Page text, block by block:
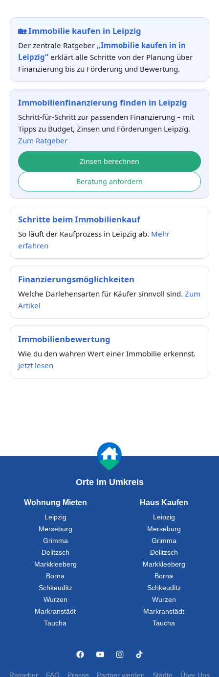
🏡Immobilie kaufen in Leipzig
Der zentrale Ratgeber „Immobilie kaufen in in
Leipzig“ erklärt alle Schritte von der Planung über
Finanzierung bis zu Förderung und Bewertung.
Immobilienfinanzierung finden in Leipzig
Schritt-für-Schritt zur passenden Finanzierung – mit
Tipps zu Budget, Zinsen und Förderungen Leipzig.
Zum Ratgeber
Zinsen berechnen
Beratung anfordern
Schritte beim Immobilienkauf
So läuft der Kaufprozess in Leipzig ab. Mehr
erfahren
Finanzierungsmöglichkeiten
Welche Darlehensarten für Käufer sinnvoll sind. Zum
Artikel
Immobilienbewertung
Wie du den wahren Wert einer Immobilie erkennst.
Jetzt lesen
Orte im Umkreis
Wohnung Mieten
Leipzig
Merseburg
Grimma
Delitzsch
Markkleeberg
Borna
Schkeuditz
Wurzen
Markranstädt
Taucha
Haus Kaufen
Leipzig
Merseburg
Grimma
Delitzsch
Markkleeberg
Borna
Schkeuditz
Wurzen
Markranstädt
Taucha
Ratgeber FAQ Presse Partner werden Städte Über Uns